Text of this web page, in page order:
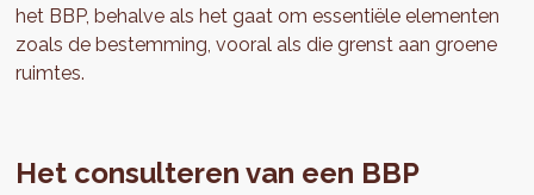
het BBP, behalve als het gaat om essentiële elementen
zoals de bestemming, vooral als die grenst aan groene
ruimtes.
Het consulteren van een BBP